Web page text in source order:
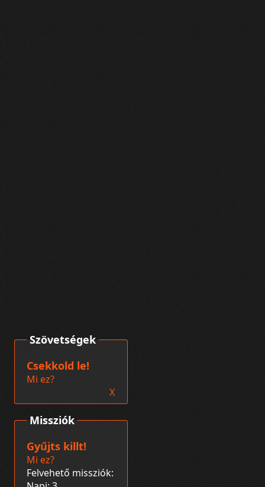
Missziók
Gyűjts killt!
Mi ez?
Felvehető missziók:
Szövetségek
Csekkold le!
Mi ez?
X